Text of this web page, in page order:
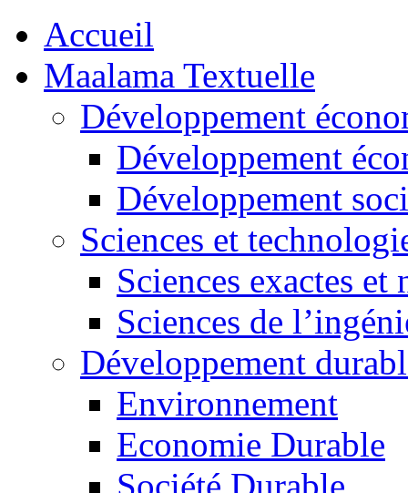
Accueil
Maalama Textuelle
Développement
Développement
Développement
Sciences et
Sciences exactes et
Sciences de
Développement
Environnement
Economie Durable